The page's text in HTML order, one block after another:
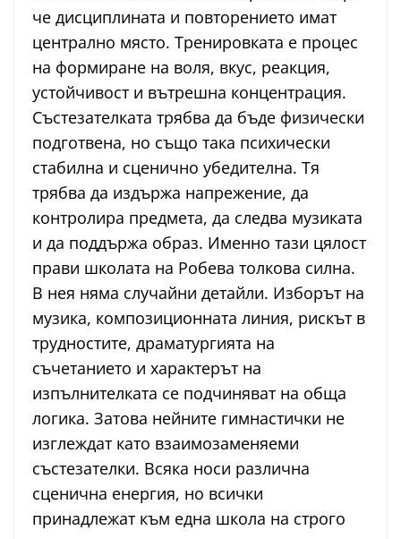
че дисциплината и повторението имат
централно място. Тренировката е процес
на формиране на воля, вкус, реакция,
устойчивост и вътрешна концентрация.
Състезателката трябва да бъде физически
подготвена, но също така психически
стабилна и сценично убедителна. Тя
трябва да издържа напрежение, да
контролира предмета, да следва музиката
и да поддържа образ. Именно тази цялост
прави школата на Робева толкова силна.
В нея няма случайни детайли. Изборът на
музика, композиционната линия, рискът в
трудностите, драматургията на
съчетанието и характерът на
изпълнителката се подчиняват на обща
логика. Затова нейните гимнастички не
изглеждат като взаимозаменяеми
състезателки. Всяка носи различна
сценична енергия, но всички
принадлежат към една школа на строго